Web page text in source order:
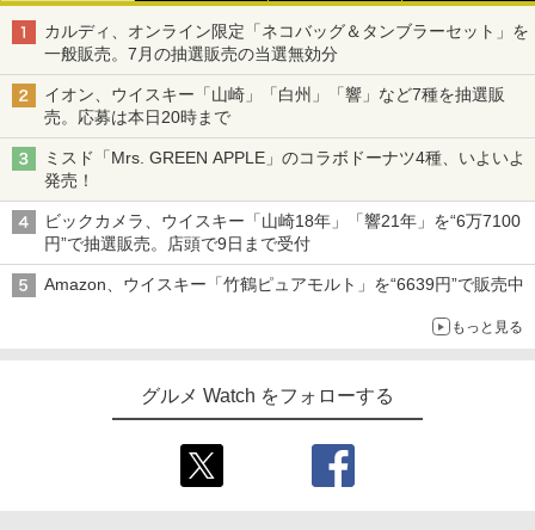
カルディ、オンライン限定「ネコバッグ＆タンブラーセット」を
一般販売。7月の抽選販売の当選無効分
イオン、ウイスキー「山崎」「白州」「響」など7種を抽選販
売。応募は本日20時まで
ミスド「Mrs. GREEN APPLE」のコラボドーナツ4種、いよいよ
発売！
ビックカメラ、ウイスキー「山崎18年」「響21年」を“6万7100
円”で抽選販売。店頭で9日まで受付
Amazon、ウイスキー「竹鶴ピュアモルト」を“6639円”で販売中
もっと見る
グルメ Watch をフォローする